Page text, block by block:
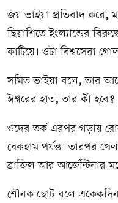
জয় ভাইয়া প্রতিবাদ করে,
ছিয়াশিতে ইংল্যান্ডের
কাটিয়ে। ওটা বিশ্বসেরা
সমিত ভাইয়া বলে,তার
ঈশ্বরের হাত,তার কী হবে?
ওদের তর্ক এরপর গড়ায়
বেকহাম পর্যন্ত। তারপর
ব্রাজিল আর আর্জেন্টিনার
শৌনক ছোট বলে